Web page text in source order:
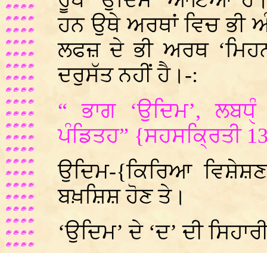
ਹਨ ਉਥੇ ਅਰਥਾਂ ਵਿਚ ਭੀ
ਲਫਜ਼ ਦੇ ਭੀ ਅਰਥ
ਦਰੁਸੱਤ ਨਹੀਂ ਹੈ।-:
“ ਭਾਗ ‘ਉਦਿਮ’,
ਪੰਡਿਤਹ” {ਸਹਸਕ੍ਰਿਤੀ
ਉਦਿਮ-{ਕਿਰਿਆ
ਬਖ਼ਸ਼ਿਸ਼ ਹੋਣ ਤੇ।
‘ਉਦਿਮ’ ਦੇ ‘ਦ’ ਦੀ